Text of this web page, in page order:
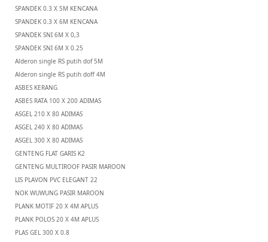
SPANDEK 0.3 X 5M KENCANA
SPANDEK 0.3 X 6M KENCANA
SPANDEK SNI 6M X 0,3
SPANDEK SNI 6M X 0.25
Alderon single RS putih dof 5M
Alderon single RS putih doff 4M
ASBES KERANG
ASBES RATA 100 X 200 ADIMAS
ASGEL 210 X 80 ADIMAS
ASGEL 240 X 80 ADIMAS
ASGEL 300 X 80 ADIMAS
GENTENG FLAT GARIS K2
GENTENG MULTIROOF PASIR MAROON
LIS PLAVON PVC ELEGANT 22
NOK WUWUNG PASIR MAROON
PLANK MOTIF 20 X 4M APLUS
PLANK POLOS 20 X 4M APLUS
PLAS GEL 300 X 0.8